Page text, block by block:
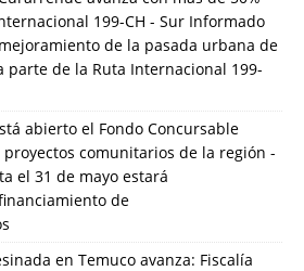
199-CH - Sur Informado
de la pasada urbana de
de la Ruta Internacional 199-
abierto el Fondo Concursable
comunitarios de la región -
el 31 de mayo estará
de
en Temuco avanza: Fiscalía